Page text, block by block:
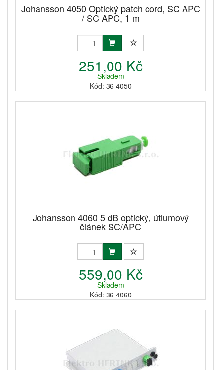
Johansson 4050 Optický patch cord, SC APC
/ SC APC, 1 m
251,00 Kč
Skladem
Kód: 36 4050
Johansson 4060 5 dB optický, útlumový
článek SC/APC
559,00 Kč
Skladem
Kód: 36 4060